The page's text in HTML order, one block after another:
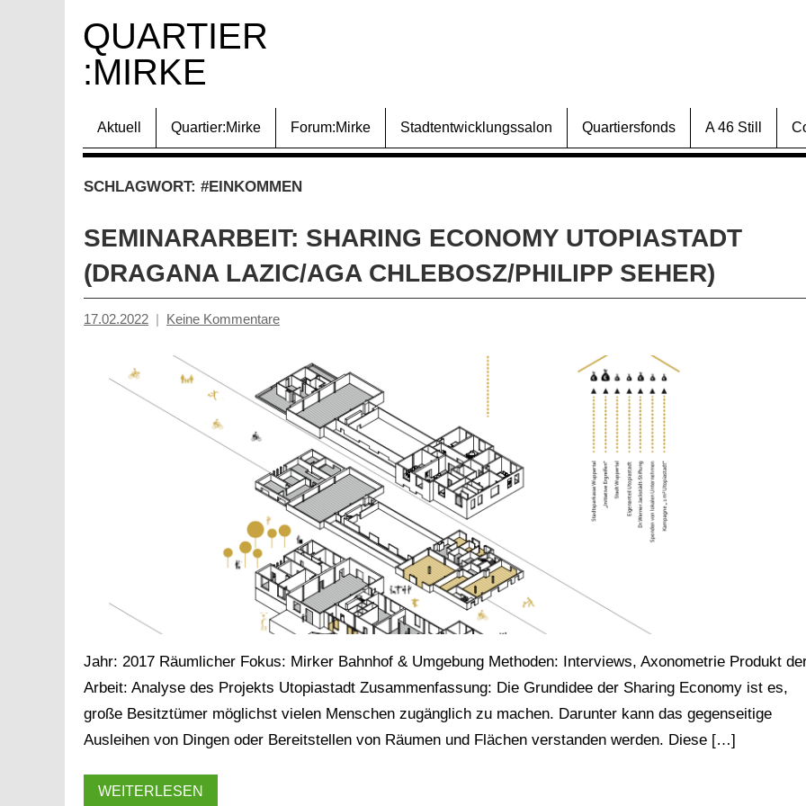
Inhalt
springen
QUARTIER
:MIRKE
Aktuell Quartier:Mirke Forum:Mirke Stadtentwicklungssalon Quartiersfonds A 46 Still
SCHLAGWORT: #EINKOMMEN
SEMINARARBEIT: SHARING ECONOMY UTOPIASTADT
(DRAGANA LAZIC/AGA CHLEBOSZ/PHILIPP SEHER)
17.02.2022
Mosche
Keine Kommentare
Jahr: 2017 Räumlicher Fokus: Mirker Bahnhof & Umgebung Methoden: Interviews, Axonometrie Produkt
Arbeit: Analyse des Projekts Utopiastadt Zusammenfassung: Die Grundidee der Sharing Economy ist es,
große Besitztümer möglichst vielen Menschen zugänglich zu machen. Darunter kann das gegenseitige
Ausleihen von Dingen oder Bereitstellen von Räumen und Flächen verstanden werden. Diese […]
WEITERLESEN